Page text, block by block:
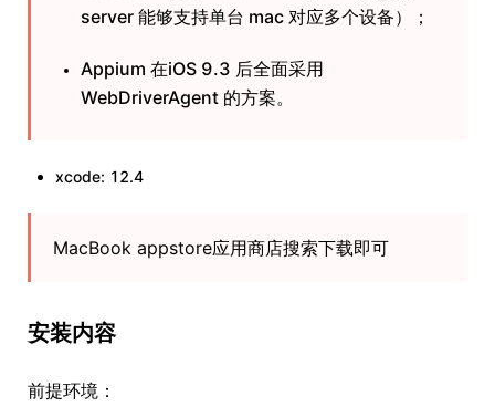
server 能够支持单台 mac 对应多个设备）；
Appium 在iOS 9.3 后全面采用
WebDriverAgent 的方案。
xcode: 12.4
MacBook appstore应用商店搜索下载即可
安装内容
前提环境：